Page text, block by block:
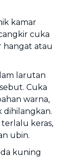
kamar
cuka
hangat atau
larutan
Cuka
warna,
keras,
ubin.
kuning